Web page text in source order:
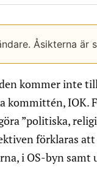
Åsikterna är
kommer inte
IOK.
”politiska,
förklaras
i OS-byn